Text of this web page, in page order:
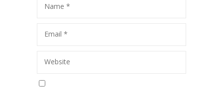
Name *
Email *
Website